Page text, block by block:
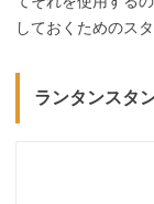
しておくためのスタ
ランタンスタ